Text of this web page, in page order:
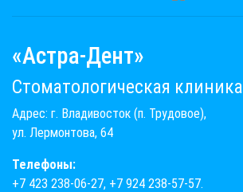
«Астра-Дент»
Стоматологическая клиника
Адрес: г. Владивосток (п. Трудовое),
ул. Лермонтова, 64
Телефоны:
+7 423 238-06-27, +7 924 238-57-57.